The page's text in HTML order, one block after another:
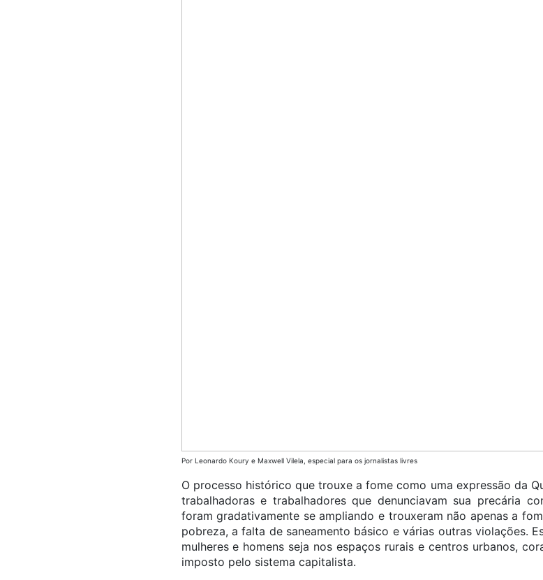
Por Leonardo Koury e Maxwell Vilela, especial para os jornalistas livres
O processo histórico que trouxe a fome como uma expressão da
trabalhadoras e trabalhadores que denunciavam sua precária
foram gradativamente se ampliando e trouxeram não apenas a
pobreza, a falta de saneamento básico e várias outras violações.
mulheres e homens seja nos espaços rurais e centros urbanos,
imposto pelo sistema capitalista.